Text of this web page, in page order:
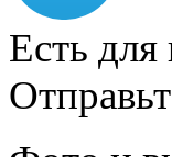
Есть для